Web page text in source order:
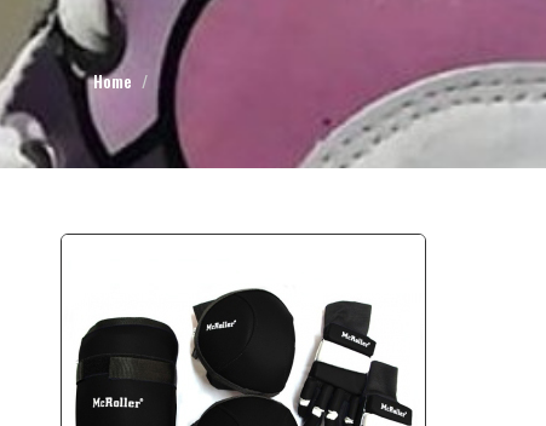
Home